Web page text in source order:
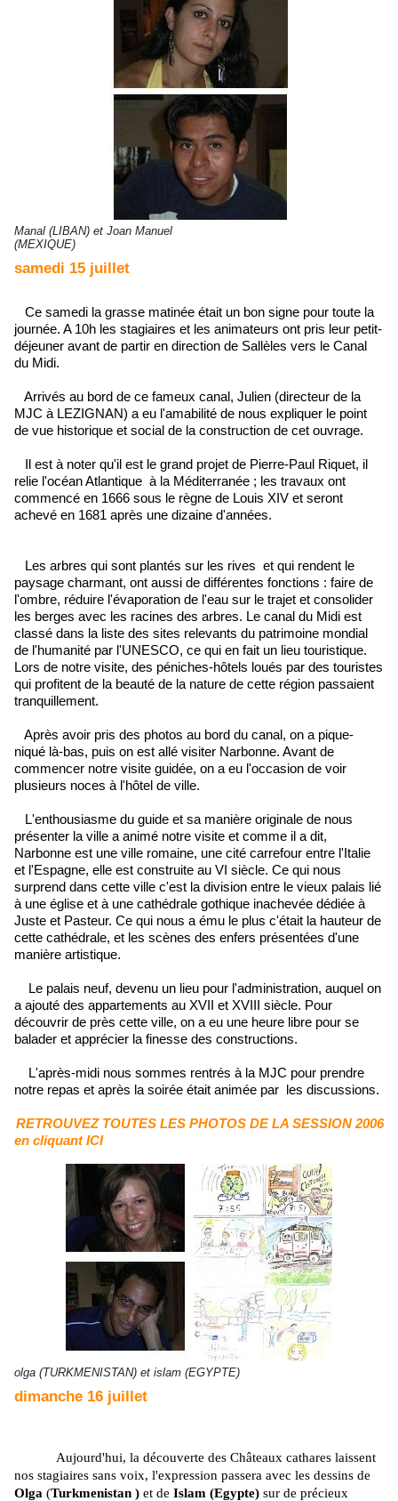
Manal (LIBAN) et Joan Manuel
(MEXIQUE)
samedi 15 juillet
Ce samedi la grasse matinée était un bon signe pour toute la
journée. A 10h les stagiaires et les animateurs ont pris leur petit-
déjeuner avant de partir en direction de Sallèles vers le Canal
du Midi.
Arrivés au bord de ce fameux canal, Julien (directeur de la
MJC à LEZIGNAN) a eu l'amabilité de nous expliquer le point
de vue historique et social de la construction de cet ouvrage.
Il est à noter qu'il est le grand projet de Pierre-Paul Riquet, il
relie l'océan Atlantique à la Méditerranée ; les travaux ont
commencé en 1666 sous le règne de Louis XIV et seront
achevé en 1681 après une dizaine d'années.
Les arbres qui sont plantés sur les rives et qui rendent le
paysage charmant, ont aussi de différentes fonctions : faire de
l'ombre, réduire l'évaporation de l'eau sur le trajet et consolider
les berges avec les racines des arbres. Le canal du Midi est
classé dans la liste des sites relevants du patrimoine mondial
de l'humanité par l'UNESCO, ce qui en fait un lieu touristique.
Lors de notre visite, des péniches-hôtels loués par des touristes
qui profitent de la beauté de la nature de cette région passaient
tranquillement.
Après avoir pris des photos au bord du canal, on a pique-
niqué là-bas, puis on est allé visiter Narbonne. Avant de
commencer notre visite guidée, on a eu l'occasion de voir
plusieurs noces à l'hôtel de ville.
L'enthousiasme du guide et sa manière originale de nous
présenter la ville a animé notre visite et comme il a dit,
Narbonne est une ville romaine, une cité carrefour entre l'Italie
et l'Espagne, elle est construite au VI siècle. Ce qui nous
surprend dans cette ville c'est la division entre le vieux palais lié
à une église et à une cathédrale gothique inachevée dédiée à
Juste et Pasteur. Ce qui nous a ému le plus c'était la hauteur de
cette cathédrale, et les scènes des enfers présentées d'une
manière artistique.
Le palais neuf, devenu un lieu pour l'administration, auquel on
a ajouté des appartements au XVII et XVIII siècle. Pour
découvrir de près cette ville, on a eu une heure libre pour se
balader et apprécier la finesse des constructions.
L'après-midi nous sommes rentrés à la MJC pour prendre
notre repas et après la soirée était animée par les discussions.
RETROUVEZ TOUTES LES PHOTOS DE LA SESSION 2006
en cliquant ICI
olga (TURKMENISTAN) et islam (EGYPTE)
dimanche 16 juillet
Aujourd'hui, la découverte desChâteaux cathares laissent
nos stagiaires sans voix, l'expression passera avec les dessins de
Olga (Turkmenistan ) et de Islam (Egypte) sur de précieux